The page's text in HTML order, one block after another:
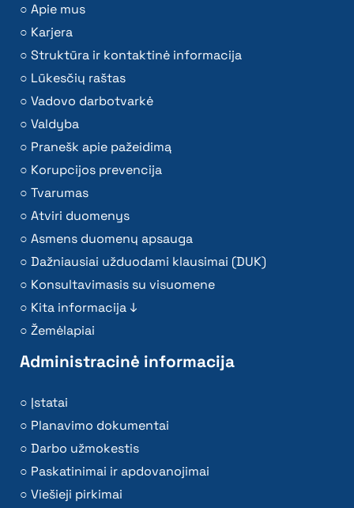
Apie mus
Karjera
Struktūra ir kontaktinė informacija
Lūkesčių raštas
Vadovo darbotvarkė
Valdyba
Pranešk apie pažeidimą
Korupcijos prevencija
Tvarumas
Atviri duomenys
Asmens duomenų apsauga
Dažniausiai užduodami klausimai (DUK)
Konsultavimasis su visuomene
Kita informacija ↓
Žemėlapiai
Administracinė informacija
Įstatai
Planavimo dokumentai
Darbo užmokestis
Paskatinimai ir apdovanojimai
Viešieji pirkimai